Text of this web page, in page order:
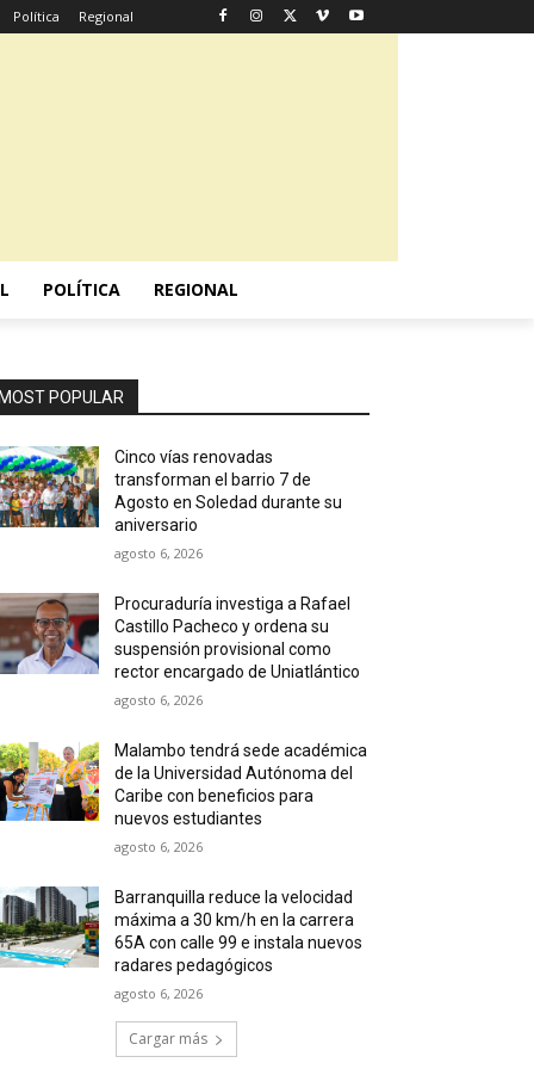
Política Regional
POLÍTICA REGIONAL
MOST POPULAR
Cinco vías renovadas
transforman el barrio 7 de
Agosto en Soledad durante su
aniversario
agosto 6, 2026
Procuraduría investiga a Rafael
Castillo Pacheco y ordena su
suspensión provisional como
rector encargado de Uniatlántico
agosto 6, 2026
Malambo tendrá sede académica
de la Universidad Autónoma del
Caribe con beneficios para
nuevos estudiantes
agosto 6, 2026
Barranquilla reduce la velocidad
máxima a 30 km/h en la carrera
65A con calle 99 e instala nuevos
radares pedagógicos
agosto 6, 2026
Cargar más